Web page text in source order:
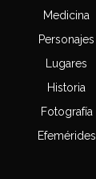
Medicina
Personajes
Lugares
Historia
Fotografía
Efemérides